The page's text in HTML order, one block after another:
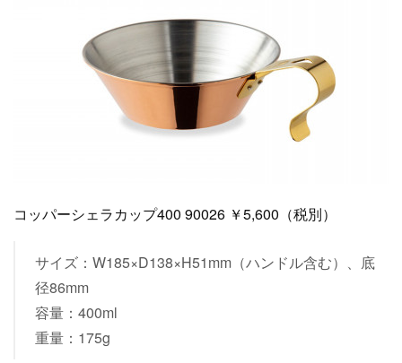
コッパーシェラカップ400 90026 ￥5,600（税別）
サイズ：W185×D138×H51mm（ハンドル含む）、底
径86mm
容量：400ml
重量：175g